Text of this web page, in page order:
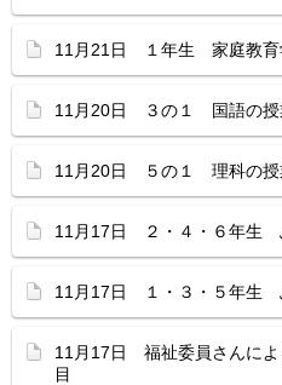
11月21日 １年生 家庭教育
11月20日 ３の１ 国語の授
11月20日 ５の１ 理科の授
11月17日 ２・４・６年生
11月17日 １・３・５年生
11月17日 福祉委員さんに
目